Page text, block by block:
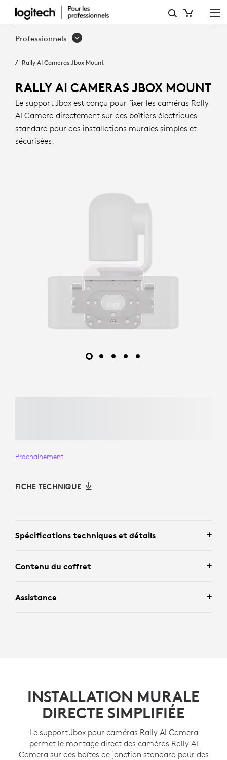
SUPPORT
JBOX
CAMÉRAS
RALLY
AI
CAMERA
Professionnels
Rally AI Cameras Jbox Mount
RALLY AI CAMERAS JBOX MOUNT
Le support Jbox est conçu pour fixer les caméras Rally
AI Camera directement sur des boîtiers électriques
standard pour des installations murales simples et
sécurisées.
Prochainement
FICHE TECHNIQUE
Spécifications techniques et détails
Contenu du coffret
Assistance
INSTALLATION MURALE
DIRECTE SIMPLIFIÉE
Le support Jbox pour caméras Rally AI Camera
permet le montage direct des caméras Rally AI
Camera sur des boîtes de jonction standard pour des